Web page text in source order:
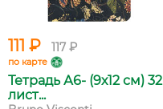
111 ₽ 117 ₽
по карте
Тетрадь А6- (9х12 см) 32
лист...